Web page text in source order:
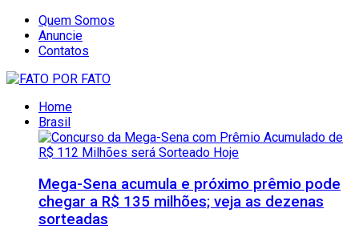
Quem Somos
Anuncie
Contatos
Home
Brasil
Mega-Sena acumula e próximo prêmio pode
chegar a R$ 135 milhões; veja as dezenas
sorteadas